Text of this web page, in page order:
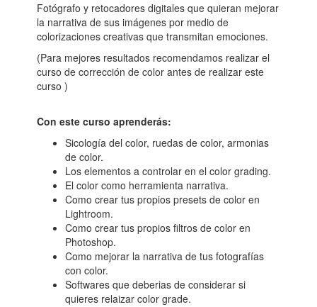
Fotógrafo y retocadores digitales que quieran mejorar
la narrativa de sus imágenes por medio de
colorizaciones creativas que transmitan emociones.
(Para mejores resultados recomendamos realizar el
curso de corrección de color antes de realizar este
curso )
Con este curso aprenderás:
Sicología del color, ruedas de color, armonias
de color.
Los elementos a controlar en el color grading.
El color como herramienta narrativa.
Como crear tus propios presets de color en
Lightroom.
Como crear tus propios filtros de color en
Photoshop.
Como mejorar la narrativa de tus fotografías
con color.
Softwares que deberias de considerar si
quieres relaizar color grade.